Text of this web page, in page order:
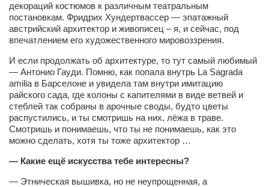
Он и Она
Конкурсы
Фестиваль. Конкурс «Колибри» 2017
Конкурс «Колибри» 2016
Конкурс «Колибри» 2015
Конкурс «Колибри» 2014
Литературный конкурс «Я люблю Украину»
Конкурс «Колибри — детям!» 2014
Конкурс «Колибри» 2013
декораций костюмов к различным театральным
постановкам. Фридрих Хундертвассер — эпатажный
австрийский архитектор и живописец – я, и сейчас, под
впечатлением его художественного мировоззрения.
И если продолжать об архитектуре, то тут самый любимый
— Антонио Гауди. Помню, как попала внутрь La Sagrada
amilia в Барселоне и увидела там внутри имитацию
райского сада, где колоны с капителями в виде ветвей и
стеблей так собраны в арочные своды, будто цветы
распустились, и ты смотришь на них, лёжа в траве.
Смотришь и понимаешь, что ты не понимаешь, как это
можно сделать, хотя ты тоже архитектор …
— Какие ещё искусства тебе интересны?
— Этническая вышивка, но не неупрощенная, а